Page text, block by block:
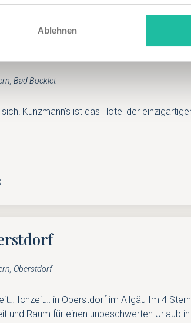
Ablehnen
Bad Bocklet
Kunzmann's ist das Hotel der
Oberstdorf
Ichzeit… in Oberstdorf im Allgäu Im 4
und Raum für einen unbeschwerten Urlaub